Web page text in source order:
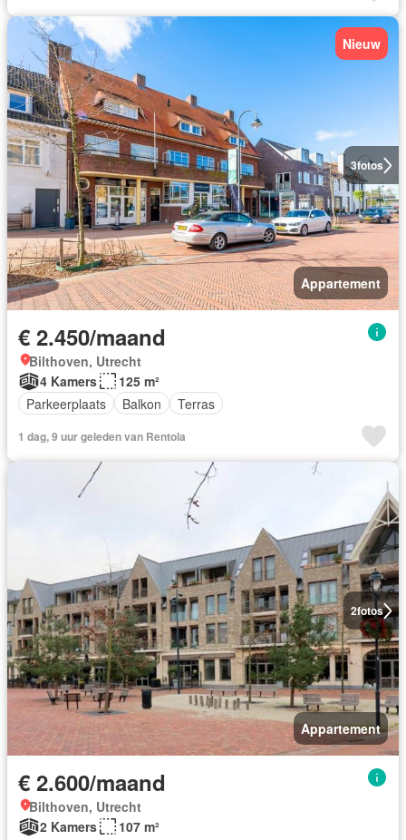
3fotos
Nieuw
Appartement
€ 2.450/maand
Bilthoven, Utrecht
4 Kamers
125 m²
Parkeerplaats
Balkon Terras
1 dag, 9 uur geleden van Rentola
2fotos
Appartement
€ 2.600/maand
Bilthoven, Utrecht
2 Kamers
107 m²